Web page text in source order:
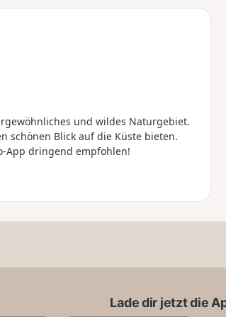
und wildes Naturgebiet.
schönen Blick auf die Küste bieten.
App dringend empfohlen!
Lade dir jetzt die